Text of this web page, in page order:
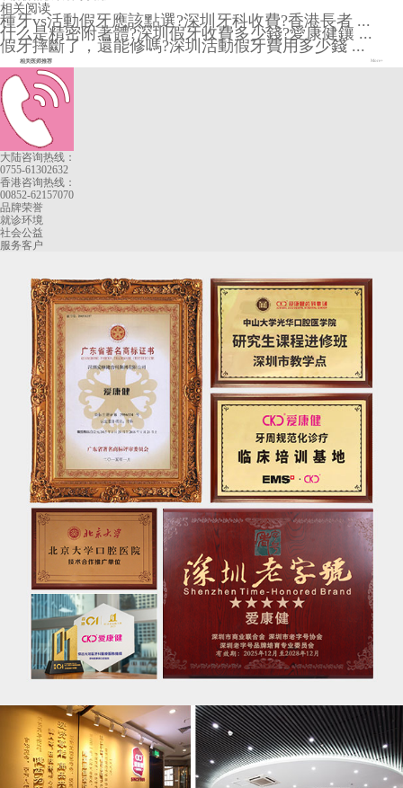
相关阅读
種牙vs活動假牙應該點選?深圳牙科收費?香港長者 ...
什么是精密附著體?深圳假牙收費多少錢?愛康健鑲 ...
假牙摔斷了，還能修嗎?深圳活動假牙費用多少錢 ...
相关医师推荐 More+
大陆咨询热线：
0755-61302632
香港咨询热线：
00852-62157070
品牌荣誉
就诊环境
社会公益
服务客户